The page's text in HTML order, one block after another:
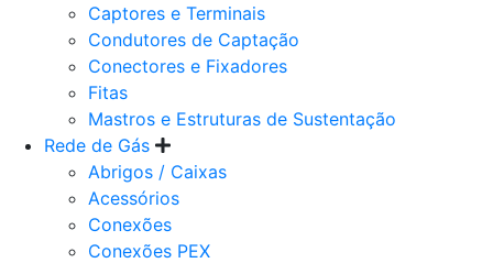
Captores e Terminais
Condutores de Captação
Conectores e Fixadores
Fitas
Mastros e Estruturas de Sustentação
Rede de Gás
Abrigos / Caixas
Acessórios
Conexões
Conexões PEX